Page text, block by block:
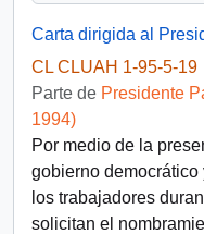
CL CLUAH 1-95-5-19
Parte de Presidente
1994)
Por medio de la
gobierno
los trabajadores
solicitan el